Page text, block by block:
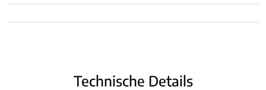
Technische Details